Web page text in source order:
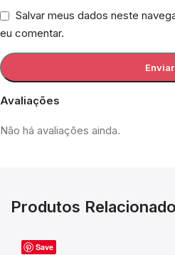
Avaliações
Não há avaliações ainda.
Salvar meus dados neste
eu comentar.
Produtos
Save